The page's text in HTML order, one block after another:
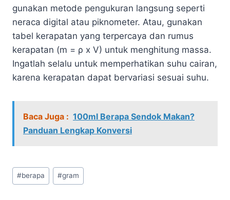
gunakan metode pengukuran langsung seperti
neraca digital atau piknometer. Atau, gunakan
tabel kerapatan yang terpercaya dan rumus
kerapatan (m = ρ x V) untuk menghitung massa.
Ingatlah selalu untuk memperhatikan suhu cairan,
karena kerapatan dapat bervariasi sesuai suhu.
Baca Juga : 100ml Berapa Sendok Makan?
Panduan Lengkap Konversi
Post
Tags:
#berapa #gram